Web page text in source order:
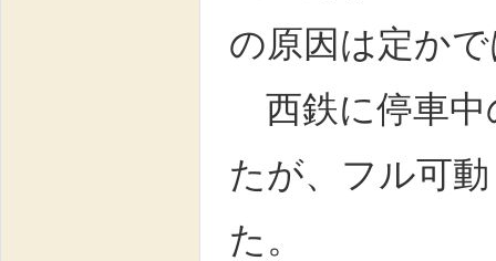
の原因は定か
西鉄に停車中
たが、フル可
た。